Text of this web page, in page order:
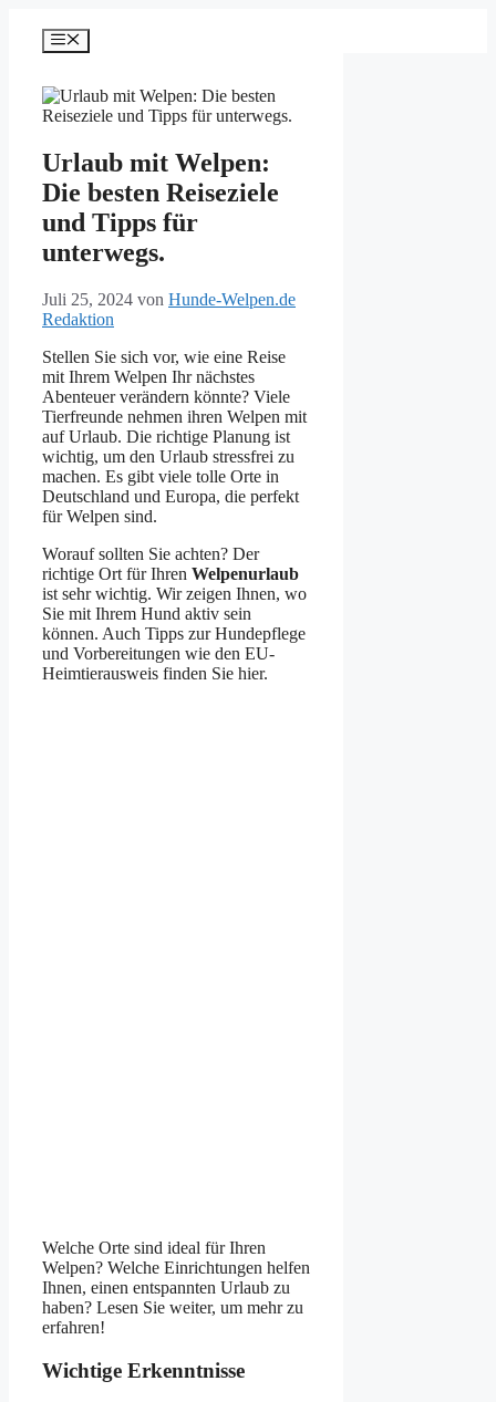
Inhalt
springen
Menü
Urlaub mit Welpen:
Die besten Reiseziele
und Tipps für
unterwegs.
Juli 25, 2024 von Hunde-Welpen.de
Redaktion
Stellen Sie sich vor, wie eine Reise
mit Ihrem Welpen Ihr nächstes
Abenteuer verändern könnte? Viele
Tierfreunde nehmen ihren Welpen mit
auf Urlaub. Die richtige Planung ist
wichtig, um den Urlaub stressfrei zu
machen. Es gibt viele tolle Orte in
Deutschland und Europa, die perfekt
für Welpen sind.
Worauf sollten Sie achten? Der
richtige Ort für Ihren Welpenurlaub
ist sehr wichtig. Wir zeigen Ihnen, wo
Sie mit Ihrem Hund aktiv sein
können. Auch Tipps zur Hundepflege
und Vorbereitungen wie den EU-
Heimtierausweis finden Sie hier.
Welche Orte sind ideal für Ihren
Welpen? Welche Einrichtungen helfen
Ihnen, einen entspannten Urlaub zu
haben? Lesen Sie weiter, um mehr zu
erfahren!
Wichtige Erkenntnisse